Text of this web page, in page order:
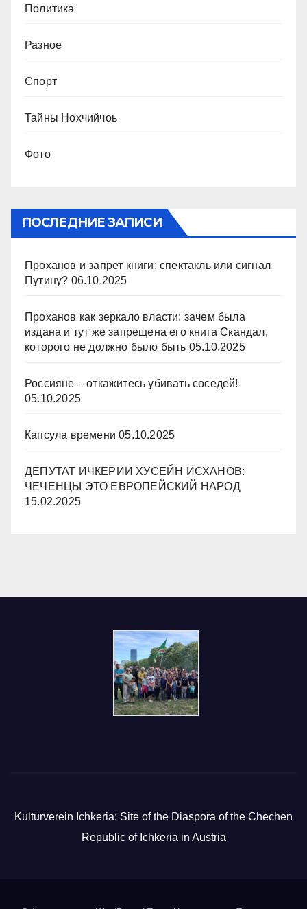
Политика
Разное
Спорт
Тайны Нохчийчоь
Фото
ПОСЛЕДНИЕ ЗАПИСИ
Проханов и запрет книги: спектакль или сигнал
Путину? 06.10.2025
Проханов как зеркало власти: зачем была
издана и тут же запрещена его книга Скандал,
которого не должно было быть 05.10.2025
Россияне – откажитесь убивать соседей!
05.10.2025
Капсула времени 05.10.2025
ДЕПУТАТ ИЧКЕРИИ ХУСЕЙН ИСХАНОВ:
ЧЕЧЕНЦЫ ЭТО ЕВРОПЕЙСКИЙ НАРОД
15.02.2025
Kulturverein Ichkeria: Site of the Diaspora of the Chechen
Republic of Ichkeria in Austria